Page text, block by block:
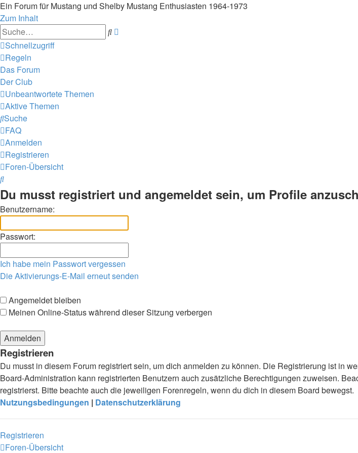
Ein Forum für Mustang und Shelby Mustang Enthusiasten 1964-1973
Zum Inhalt
Suche
Schnellzugriff
Regeln
Das Forum
Der Club
Unbeantwortete Themen
Aktive Themen
Suche
FAQ
Anmelden
Registrieren
Foren-Übersicht
Suche
Du musst registriert und angemeldet sein, um Profile
Benutzername:
Passwort:
Ich habe mein Passwort vergessen
Die Aktivierungs-E-Mail erneut senden
Angemeldet bleiben
Meinen Online-Status während dieser Sitzung verbergen
Registrieren
Du musst in diesem Forum registriert sein, um dich anmelden zu können. Die Registrierung ist in
Board-Administration kann registrierten Benutzern auch zusätzliche Berechtigungen zuweisen.
registrierst. Bitte beachte auch die jeweiligen Forenregeln, wenn du dich in diesem Board bewegst.
Nutzungsbedingungen | Datenschutzerklärung
Registrieren
Foren-Übersicht